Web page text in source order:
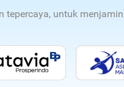
untuk